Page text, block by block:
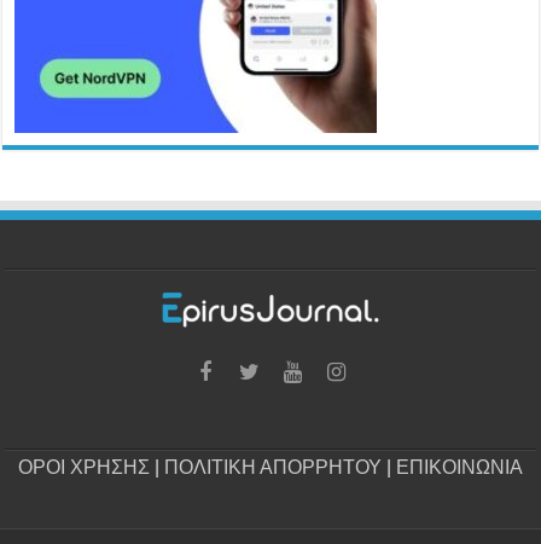
ΟΡΟΙ ΧΡΗΣΗΣ ΠΟΛΙΤΙΚΗ ΑΠΟΡΡΗΤΟΥ ΕΠΙΚΟΙΝΩΝΙΑ